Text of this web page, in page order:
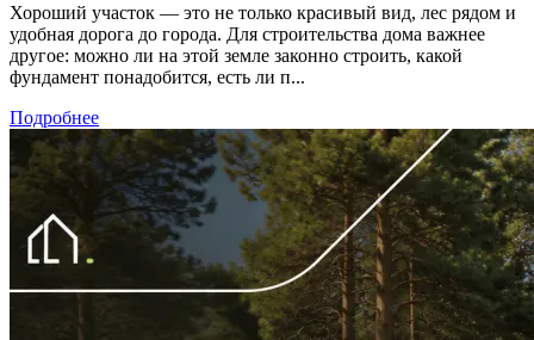
Хороший участок — это не только красивый вид, лес рядом и
удобная дорога до города. Для строительства дома важнее
другое: можно ли на этой земле законно строить, какой
фундамент понадобится, есть ли п...
Подробнее